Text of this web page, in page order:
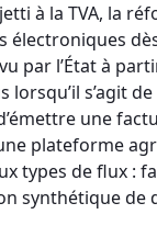
à la TVA, la
électroniques
par l’État à
s’agit de
une
plateforme
types de flux :
synthétique de